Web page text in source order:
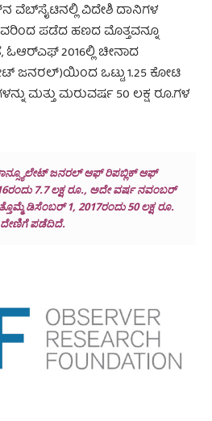
ವಿದೇಶಿ ದಾನಿಗಳ
ಪಡೆದ ಹಣದ ಮೊತ್ತವನ್ನೂ
2016ಲ್ಲಿ ಚೀನಾದ
ಜನರಲ್)ಯಿಂದ ಒಟ್ಟು 1.25 ಕೋಟಿ
ಮತ್ತು ಮರುವರ್ಷ 50 ಲಕ್ಷ ರೂ.ಗಳ
ಜನರಲ್ ಆಫ್ ರಿಪಬ್ಲಿಕ್ ಆಫ್
7.7 ಲಕ್ಷ ರೂ., ಅದೇ ವರ್ಷ ನವಂಬರ್
ಡಿಸೆಂಬರ್ 1, 2017ರಂದು 50 ಲಕ್ಷ ರೂ.
ದೇಣಿಗೆ ಪಡೆದಿದೆ.